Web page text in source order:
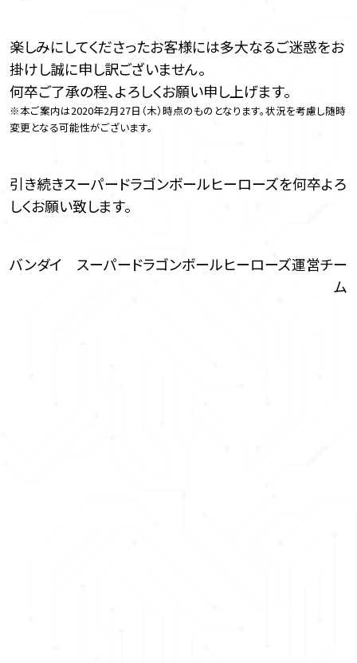
楽しみにしてくださったお客様には多大なるご迷惑をお
掛けし誠に申し訳ございません。
何卒ご了承の程、よろしくお願い申し上げます。
※本ご案内は2020年2月27日（木）時点のものとなります。状況を考慮し随時
変更となる可能性がございます。
引き続きスーパードラゴンボールヒーローズを何卒よろ
しくお願い致します。
バンダイ スーパードラゴンボールヒーローズ運営チー
ム